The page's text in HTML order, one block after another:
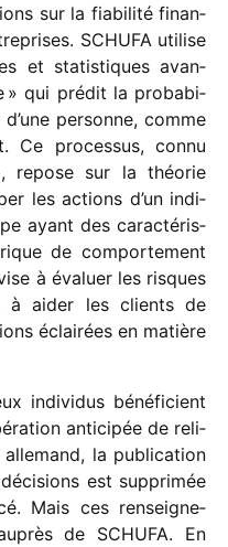
sur la fiabi­lité finan­
SCHUFA utilise
et statis­tiques avan­
» qui prédit la proba­bi­
personne, comme
Ce proces­sus, connu
repose sur la théo­rie
les actions d’un indi­
ayant des carac­té­ris­
de compor­te­ment
à évaluer les risques
à aider les clients de
éclai­rées en matière
indi­vi­dus béné­fi­cient
anti­ci­pée de reli­
la publi­ca­tion
est suppri­mée
Mais ces rensei­gne­
de SCHUFA. En